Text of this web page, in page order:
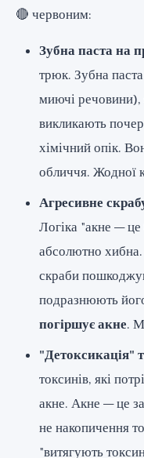
🔴 червоним:
Зубна паста на
трюк. Зубна
миючі
викликають
хімічний опік.
обличчя. Жодної
Агресивне
Логіка "акне —
абсолютно
скраби
подразнюють
погіршує акне.
"Детоксикація"
токсинів, які
акне. Акне — це
не накопичення
"витягують